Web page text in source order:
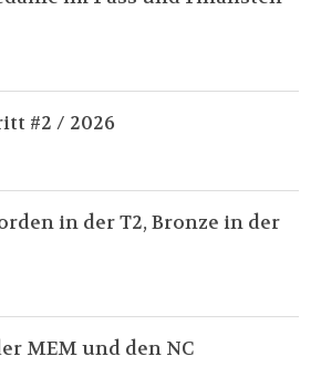
#2 / 2026
in der T2, Bronze in der
MEM und den NC